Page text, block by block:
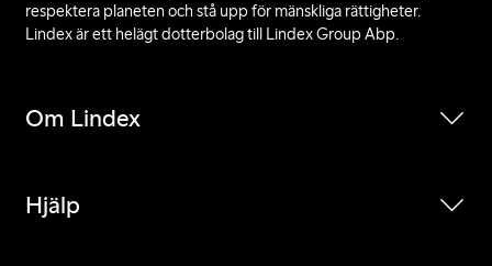
respektera planeten och stå upp för mänskliga rättigheter.
Lindex är ett helägt dotterbolag till Lindex Group Abp.
Om Lindex
Hjälp